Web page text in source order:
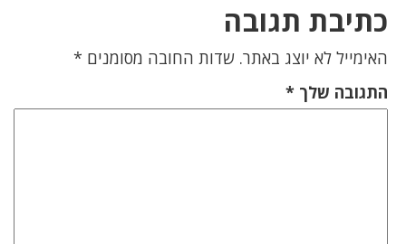
כתיבת תגובה
האימייל לא יוצג באתר. שדות החובה מסומנים *
התגובה שלך *